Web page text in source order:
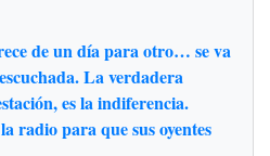
de un día para otro… se va
La verdadera
es la indiferencia.
radio para que sus oyentes